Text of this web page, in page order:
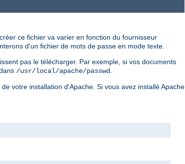
ce fichier va varier en fonction du fournisseur
d'un fichier de mots de passe en mode texte.
pas le télécharger. Par exemple, si vos documents
/usr/local/apache/passwd
de votre installation d'Apache. Si vous avez installé Apache